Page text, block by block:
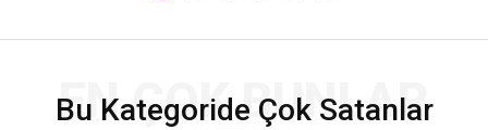
Bu Kategoride Çok Satanlar
EN ÇOK BUNLAR